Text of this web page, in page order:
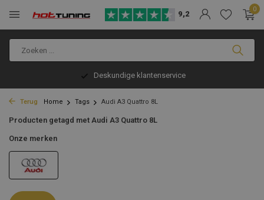
9,2
0
Deskundige klantenservice
Terug Home Tags Audi A3 Quattro 8L
Producten getagd met Audi A3 Quattro 8L
Onze merken